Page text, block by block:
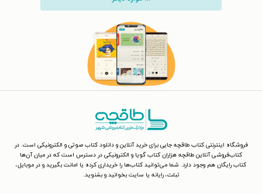
فروشگاه اینترنتی کتاب طاقچه جایی برای خرید آنلاین و دانلود کتاب صوتی و الکترونیکی است. در
کتاب‌فروشی آنلاین طاقچه هزاران کتاب گویا و الکترونیکی در دسترس است که در میان آن‌ها
کتاب رایگان هم وجود دارد. شما می‌توانید کتاب‌ها را خریداری کرده یا امانت بگیرید و در موبایل،
تبلت، رایانه یا سایت بخوانید و بشنوید.